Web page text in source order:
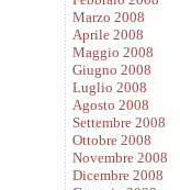
Marzo 2008
Aprile 2008
Maggio 2008
Giugno 2008
Luglio 2008
Agosto 2008
Settembre 2008
Ottobre 2008
Novembre 2008
Dicembre 2008